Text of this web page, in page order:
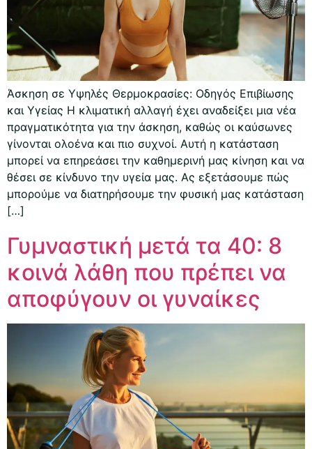
Άσκηση σε Υψηλές Θερμοκρασίες: Οδηγός Επιβίωσης
και Υγείας Η κλιματική αλλαγή έχει αναδείξει μια νέα
πραγματικότητα για την άσκηση, καθώς οι καύσωνες
γίνονται ολοένα και πιο συχνοί. Αυτή η κατάσταση
μπορεί να επηρεάσει την καθημερινή μας κίνηση και να
θέσει σε κίνδυνο την υγεία μας. Ας εξετάσουμε πώς
μπορούμε να διατηρήσουμε την φυσική μας κατάσταση
[…]
Γυμναστική μετά τα 40: 8
κοινά λάθη που πρέπει να
αποφύγουν οι γυναίκες